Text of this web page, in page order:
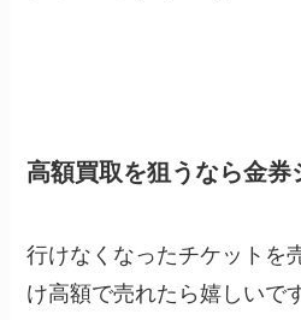
高額買取を狙うなら金券
行けなくなったチケットを
け高額で売れたら嬉しいで